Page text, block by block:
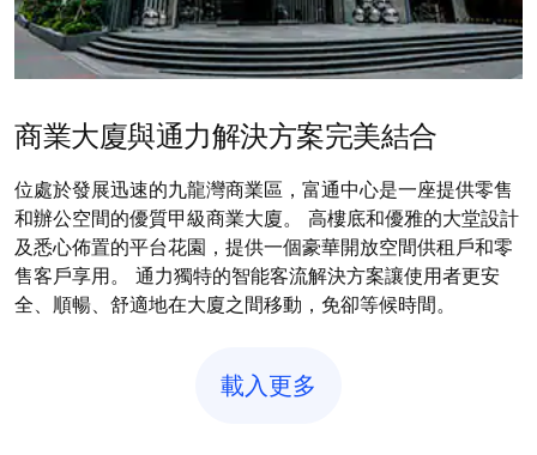
商業大廈與通力解決方案完美結合
位處於發展迅速的九龍灣商業區，富通中心是一座提供零售
和辦公空間的優質甲級商業大廈。 高樓底和優雅的大堂設計
及悉心佈置的平台花園，提供一個豪華開放空間供租戶和零
售客戶享用。 通力獨特的智能客流解決方案讓使用者更安
全、順暢、舒適地在大廈之間移動，免卻等候時間。
載入更多